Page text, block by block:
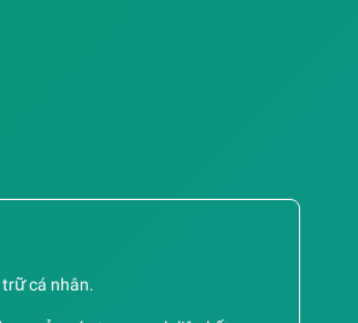
cá nhân.